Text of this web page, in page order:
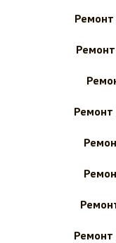
Ремонт
Ремонт
Ремонт